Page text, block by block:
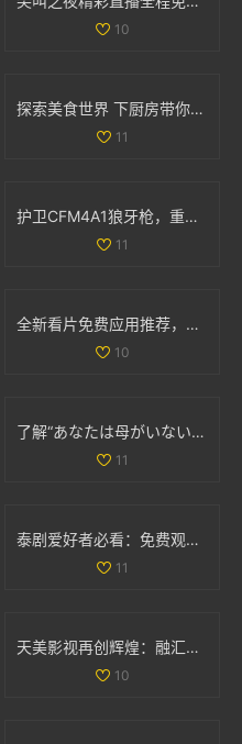
10
探索美食世界 下厨房带你领略烹饪的乐趣与创意
11
护卫CFM4A1狼牙枪，重踏红色警戒与传奇之旅
11
全新看片免费应用推荐，畅享海量高清影视资源
10
了解“あなたは母がいない”的深层含义与情感解析
11
泰剧爱好者必看：免费观看热门经典电视剧推荐大全
11
天美影视再创辉煌：融汇创新与经典的视听盛宴
10